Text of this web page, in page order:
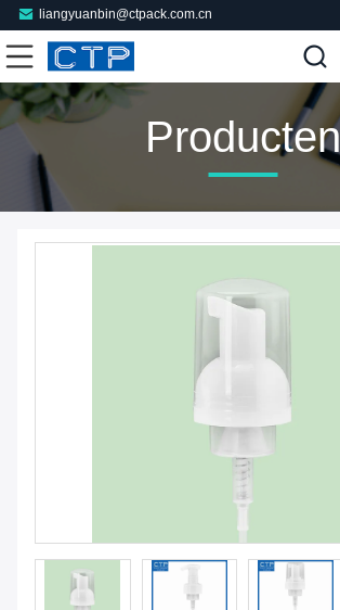
liangyuanbin@ctpack.com.cn
Producten